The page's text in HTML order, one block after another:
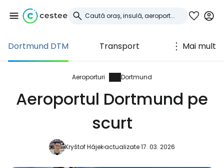
Dortmund DTM Transport Mai mult
Aeroporturi Dortmund
Aeroportul Dortmund pe
scurt
Kryštof Hájekactualizate 17. 03. 2026
Conectați-vă la
Cestee
... comunitatea mondială a călătorilor